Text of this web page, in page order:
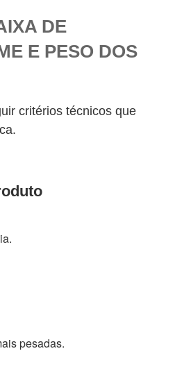
DE
E PESO DOS
critérios técnicos que
pesadas.